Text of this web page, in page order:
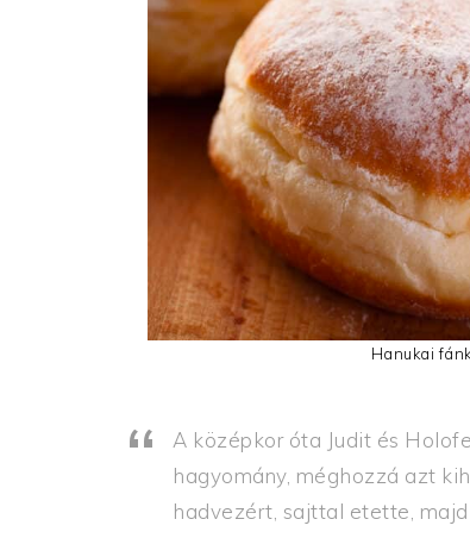
Hanukai
A középkor óta Judit és
hagyomány, méghozzá azt
hadvezért, sajttal etette,